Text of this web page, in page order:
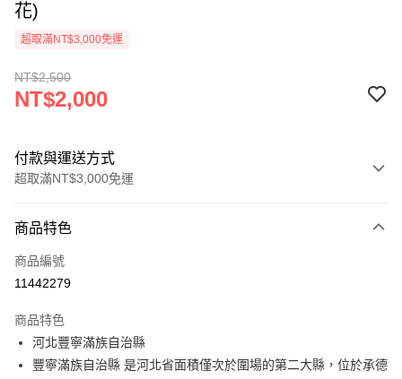
花)
超取滿NT$3,000免運
NT$2,500
NT$2,000
付款與運送方式
超取滿NT$3,000免運
信用卡一次付款
超商取貨付款
Apple Pay
街口支付
商品特色
商品編號
11442279
商品特色
河北豐寧滿族自治縣
豐寧滿族自治縣 是河北省面積僅次於圍場的第二大縣，位於承德